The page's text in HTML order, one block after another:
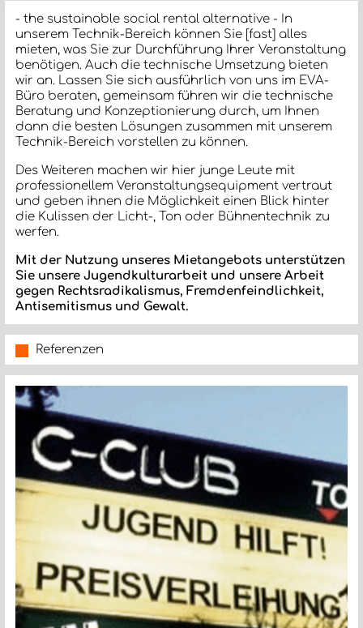
- the sustainable social rental alternative - In
unserem Technik-Bereich können Sie [fast] alles
mieten, was Sie zur Durchführung Ihrer Veranstaltung
benötigen. Auch die technische Umsetzung bieten
wir an. Lassen Sie sich ausführlich von uns im EVA-
Büro beraten, gemeinsam führen wir die technische
Beratung und Konzeptionierung durch, um Ihnen
dann die besten Lösungen zusammen mit unserem
Technik-Bereich vorstellen zu können.
Des Weiteren machen wir hier junge Leute mit
professionellem Veranstaltungsequipment vertraut
und geben ihnen die Möglichkeit einen Blick hinter
die Kulissen der Licht-, Ton oder Bühnentechnik zu
werfen.
Mit der Nutzung unseres Mietangebots unterstützen
Sie unsere Jugendkulturarbeit und unsere Arbeit
gegen Rechtsradikalismus, Fremdenfeindlichkeit,
Antisemitismus und Gewalt.
Referenzen